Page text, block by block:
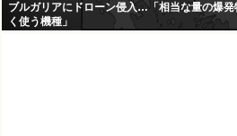
ブルガリアにドローン侵入…「相当な量の爆発
く使う機種」